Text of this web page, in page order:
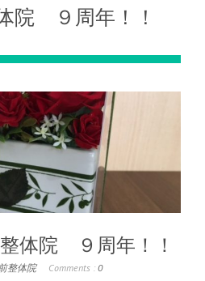
院 ９周年！！
体院 ９周年！！
整体院 Comments : 0